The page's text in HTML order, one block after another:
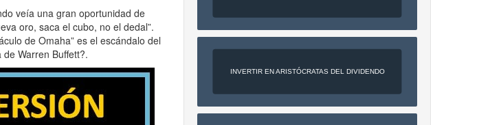
veía una gran oportunidad de
oro, saca el cubo, no el dedal”.
de Omaha” es el escándalo del
Warren Buffett?.
INVERTIR EN ARISTÓCRATAS DEL DIVIDENDO